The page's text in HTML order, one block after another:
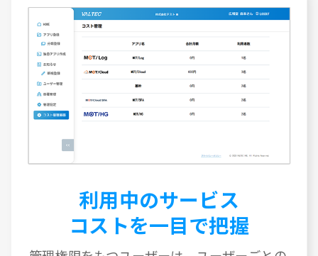
利用中のサービス
コストを一目で把握